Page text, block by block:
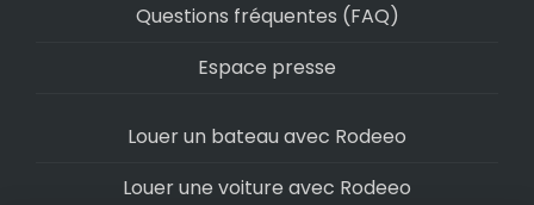
Questions fréquentes (FAQ)
Espace presse
Louer un bateau avec Rodeeo
Louer une voiture avec Rodeeo